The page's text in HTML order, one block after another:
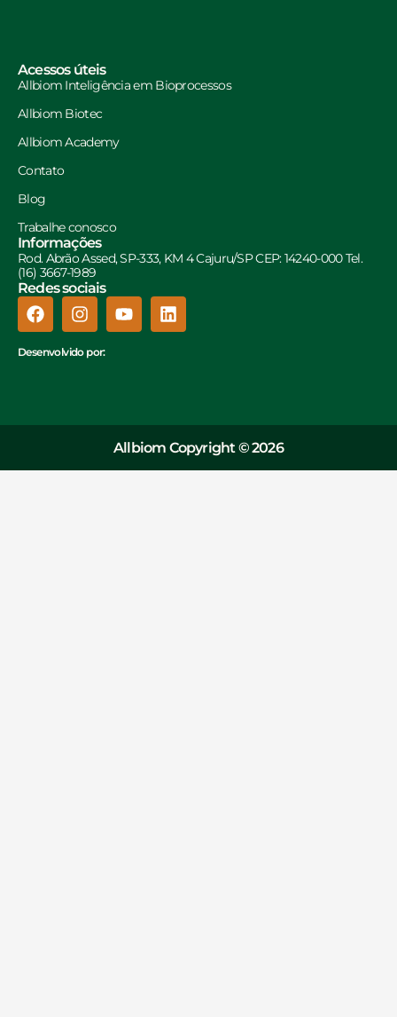
Acessos úteis
Allbiom Inteligência em Bioprocessos
Allbiom Biotec
Allbiom Academy
Contato
Blog
Trabalhe conosco
Informações
Rod. Abrão Assed, SP-333, KM 4 Cajuru/SP CEP: 14240-000 Tel.
(16) 3667-1989
Redes sociais
Desenvolvido por:
Allbiom Copyright © 2026